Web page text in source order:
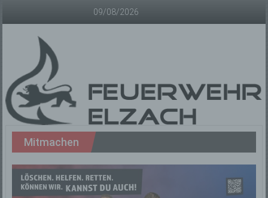
09/08/2026
Freiwillige
Feuerwehr
Elzach
Mitmachen